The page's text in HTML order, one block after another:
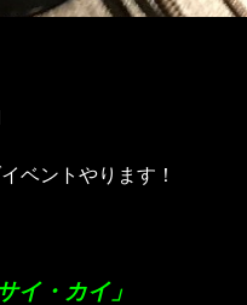
ベントやります！
イ・カイ」